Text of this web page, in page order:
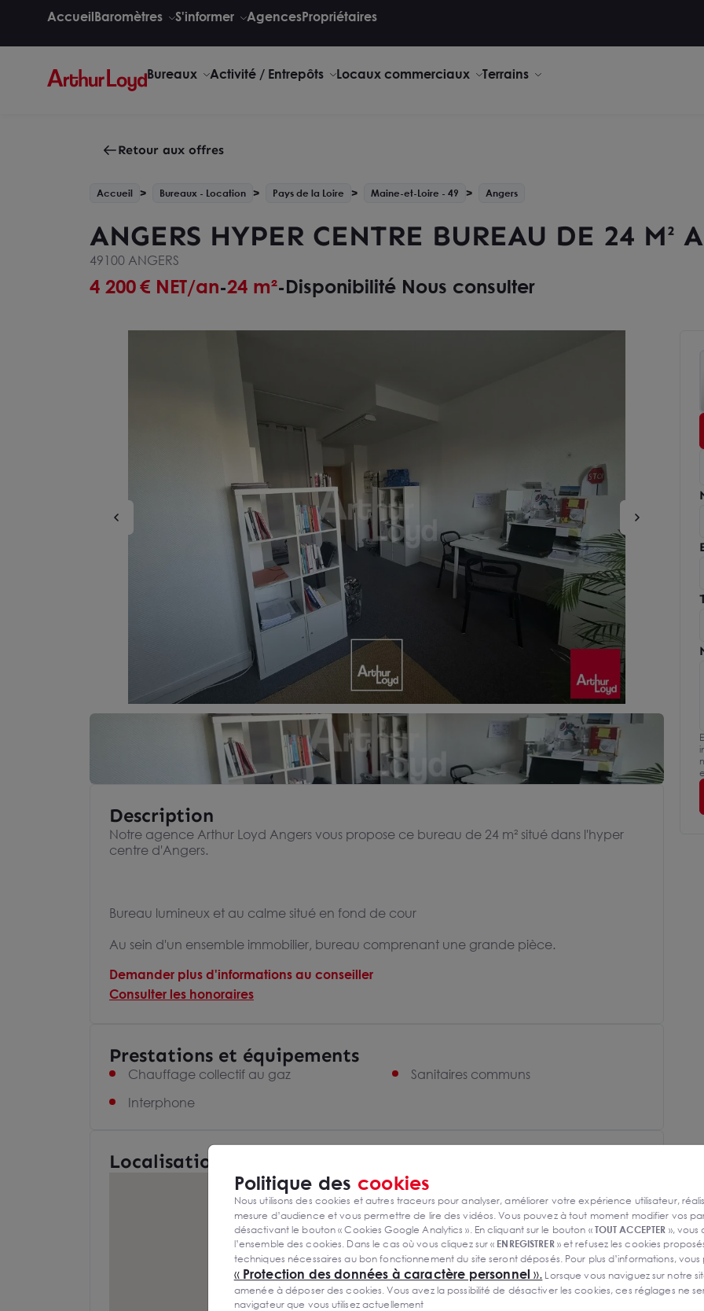
AccueilBaromètres S'informer AgencesPropriétaires
Bureaux Activité / Entrepôts Locaux commerciaux Terrains
Retour aux offres
Accueil Bureaux - Location Pays de la Loire Maine-et-Loire - 49 Angers
ANGERS HYPER CENTRE BUREAU DE 24 M²
49100 ANGERS
4 200€ NET/an-24 m²-Disponibilité Nous consulter
Description
Notre agence Arthur Loyd Angers vous propose ce bureau de 24 m² situé dans l'hyper
centre d'Angers.
Bureau lumineux et au calme situé en fond de cour
Au sein d'un ensemble immobilier, bureau comprenant une grande pièce.
Demander plus d'informations au conseiller
Consulter les honoraires
Prestations et équipements
Chauffage collectif au gaz
Interphone
Sanitaires communs
Localisation et Transports
Politique des cookies
Nous utilisons des cookies et autres traceurs pour analyser, améliorer votre expérience utilisateur,
mesure d’audience et vous permettre de lire des vidéos. Vous pouvez à tout moment modifier vos
désactivant le bouton « Cookies Google Analytics ». En cliquant sur le bouton «TOUT ACCEPTER »,
l’ensemble des cookies. Dans le cas où vous cliquez sur « ENREGISTRER» et refusez les cookies
techniques nécessaires au bon fonctionnement du site seront déposés. Pour plus d’informations,
« Protection des données à caractère personnel ». Lorsque vous naviguez sur notre
amenée à déposer des cookies. Vous avez la possibilité de désactiver les cookies, ces réglages ne
navigateur que vous utilisez actuellement